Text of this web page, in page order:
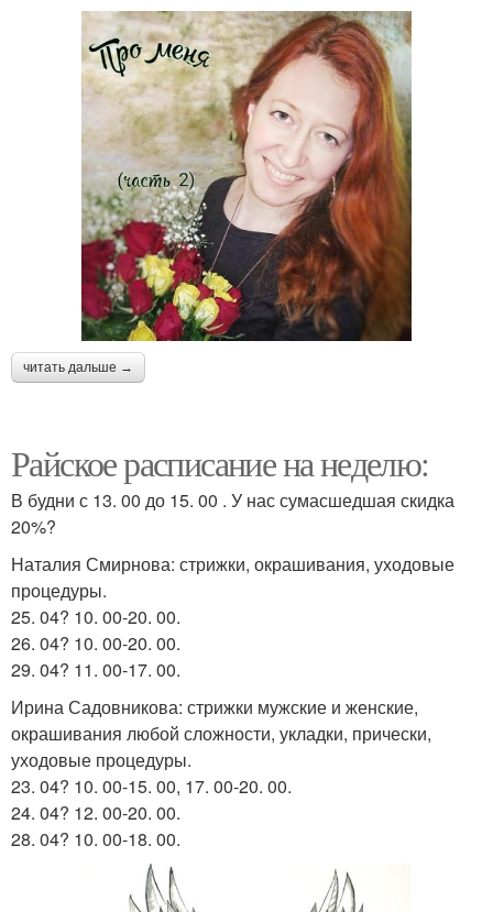
читать дальше →
Райское расписание на неделю:
В будни с 13. 00 до 15. 00 . У нас сумасшедшая скидка
20%?
Наталия Смирнова: стрижки, окрашивания, уходовые
процедуры.
25. 04? 10. 00-20. 00.
26. 04? 10. 00-20. 00.
29. 04? 11. 00-17. 00.
Ирина Садовникова: стрижки мужские и женские,
окрашивания любой сложности, укладки, прически,
уходовые процедуры.
23. 04? 10. 00-15. 00, 17. 00-20. 00.
24. 04? 12. 00-20. 00.
28. 04? 10. 00-18. 00.